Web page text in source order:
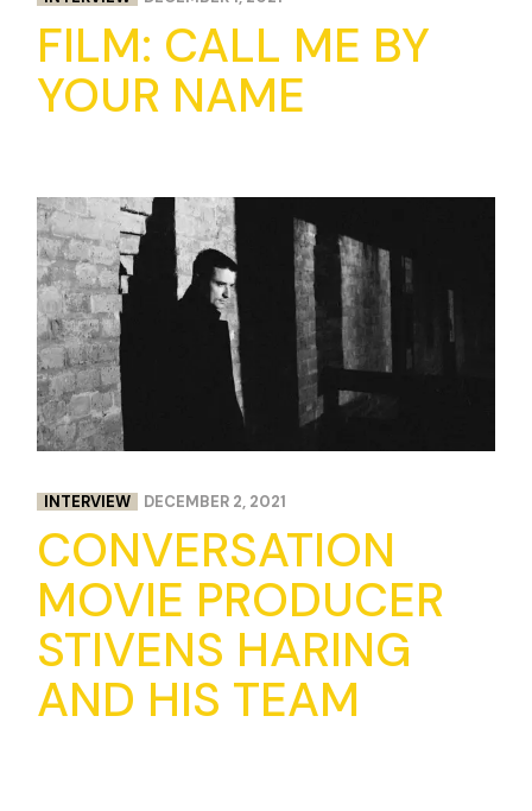
FILM: CALL ME BY
YOUR NAME
INTERVIEW DECEMBER 2, 2021
CONVERSATION
MOVIE PRODUCER
STIVENS HARING
AND HIS TEAM